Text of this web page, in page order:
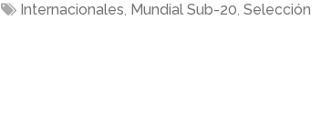
Internacionales, Mundial Sub-20, Selección